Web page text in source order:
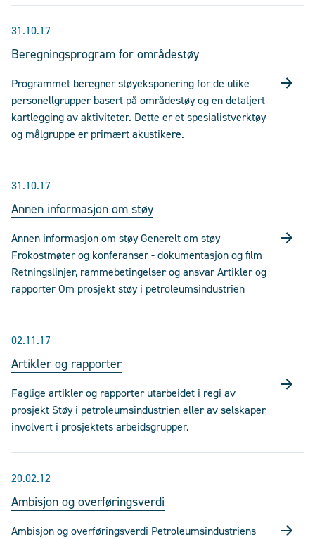
31.10.17
Beregningsprogram for områdestøy
Programmet beregner støyeksponering for de ulike
personellgrupper basert på områdestøy og en detaljert
kartlegging av aktiviteter. Dette er et spesialistverktøy
og målgruppe er primært akustikere.
31.10.17
Annen informasjon om støy
Annen informasjon om støy Generelt om støy
Frokostmøter og konferanser - dokumentasjon og film
Retningslinjer, rammebetingelser og ansvar Artikler og
rapporter Om prosjekt støy i petroleumsindustrien
02.11.17
Artikler og rapporter
Faglige artikler og rapporter utarbeidet i regi av
prosjekt Støy i petroleumsindustrien eller av selskaper
involvert i prosjektets arbeidsgrupper.
20.02.12
Ambisjon og overføringsverdi
Ambisjon og overføringsverdi Petroleumsindustriens